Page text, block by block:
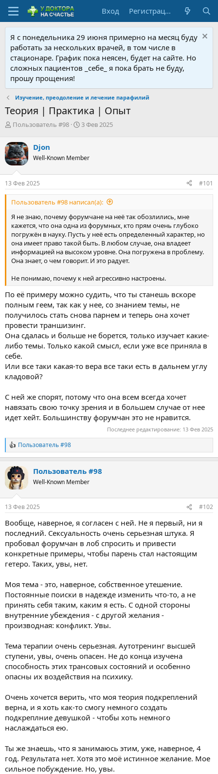
Вход Регистрация
Я с понедельника 29 июня примерно на месяц буду
работать за нескольких врачей, в том числе в
стационаре. График пока неясен, будет на сайте. Но
сложных пациентов _себе_ я пока брать не буду,
прошу прощения!
Изучение, преодоление и лечение парафилий
Теория | Практика | Опыт
А
т
о
р
т
е
м
ы
Пользователь #98
Д
н
ч
л
а
3 Фев 2025
Djon
Well-Known Member
13 Фев 2025 #101
Пользователь #98 написал(а):
Я не знаю, почему форумчане на неё так обозлились, мне
кажется, что она одна из форумных, кто прям очень глубоко
погружён в науку. Пусть у неё есть определенный характер, но
она имеет право такой быть. В любом случае, она владеет
информацией на высоком уровне. Она погружена в проблему.
Она знает, о чем говорит. И это радует.
Не понимаю, почему к ней агрессивно настроены.
По её примеру можно судить, что ты станешь вскоре
полным геем, так как у нее, со знанием темы, не
получилось стать снова парнем и теперь она хочет
провести траншизинг.
Она сдалась и больше не борется, только изучает какие-
либо темы. Только какой смысл, если уже все приняла в
себе.
Или все таки какая-то вера все таки есть в дальнем углу
кладовой?
С ней же спорят, потому что она всем всегда хочет
навязать свою точку зрения и в большем случае от нее
идет хейт. Большинству форумчан это не нравится.
Последнее редактирование: 13 Фев 2025
Р
е
к
ц
и
Пользователь #98
Пользователь #98
Well-Known Member
13 Фев 2025 #102
Вообще, наверное, я согласен с ней. Не я первый, ни я
последний. Сексуальность очень серьезная штука. Я
пробовал форумчан в лоб спросить и привести
конкретные примеры, чтобы парень стал настоящим
гетеро. Таких, увы, нет.
Моя тема - это, наверное, собственное утешение.
Постоянные поиски в надежде изменить что-то, а не
принять себя таким, каким я есть. С одной стороны
внутренние убеждения - с другой желания -
производная: конфликт. Увы.
Тема терапии очень серьезная. Аутотренинг высшей
ступени, увы, очень опасен. Не до конца изучена
способность этих трансовых состояний и особенно
опасны их воздействия на психику.
Очень хочется верить, что моя теория подкреплений
верна, и я хоть как-то смогу немного создать
подкреплние девушкой - чтобы хоть немного
наслаждаться ею.
Ты же знаешь, что я занимаюсь этим, уже, наверное, 4
год. Результата нет. Хотя это моё истинное желание. Мое
сильное побуждение. Но, увы.